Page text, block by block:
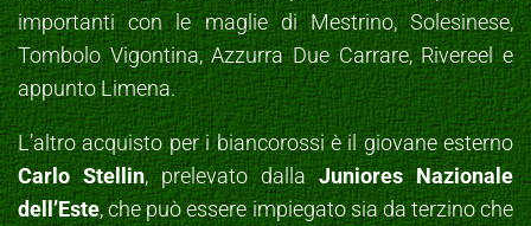
importanti con le maglie di Mestrino, Solesinese,
Tombolo Vigontina, Azzurra Due Carrare, Rivereel e
appunto Limena.
L’altro acquisto per i biancorossi è il giovane esterno
Carlo Stellin, prelevato dallaJuniores Nazionale
dell’Este, che può essere impiegato sia da terzino che